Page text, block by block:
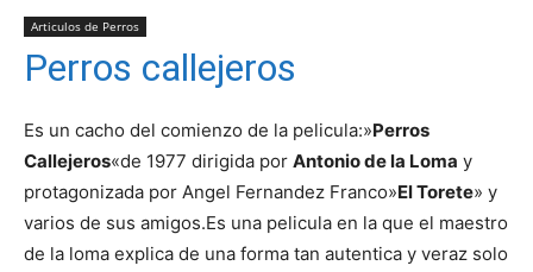
Razas
Articulos de Perros
Perros callejeros
Es un cacho del comienzo de la pelicula:»Perros
Callejeros«de 1977 dirigida por Antonio de la Loma y
protagonizada por Angel Fernandez Franco»El Torete» y
varios de sus amigos.Es una pelicula en la que el maestro
de la loma explica de una forma tan autentica y veraz solo